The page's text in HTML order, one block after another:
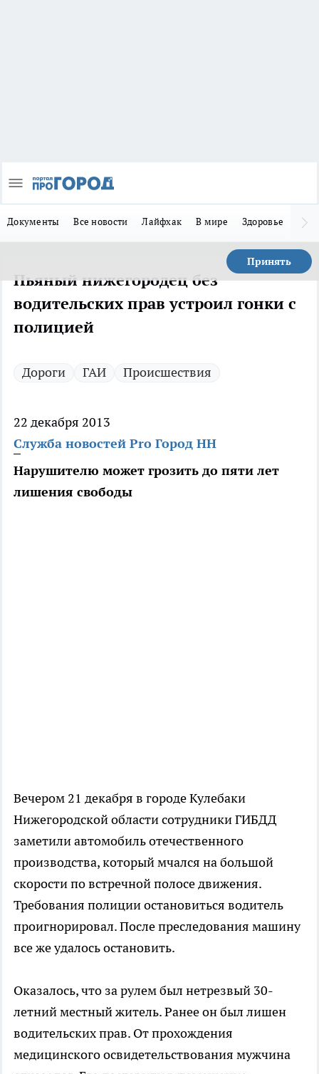
Документы Все новости Лайфхак В мире Здоровье
Принять
Пьяный нижегородец без
водительских прав устроил гонки с
полицией
Дороги ГАИ Происшествия
22 декабря 2013
Служба новостей Pro Город НН
Нарушителю может грозить до пяти лет
лишения свободы
Вечером 21 декабря в городе Кулебаки
Нижегородской области сотрудники ГИБДД
заметили автомобиль отечественного
производства, который мчался на большой
скорости по встречной полосе движения.
Требования полиции остановиться водитель
проигнорировал. После преследования машину
все же удалось остановить.
Оказалось, что за рулем был нетрезвый 30-
летний местный житель. Ранее он был лишен
водительских прав. От прохождения
медицинского освидетельствования мужчина